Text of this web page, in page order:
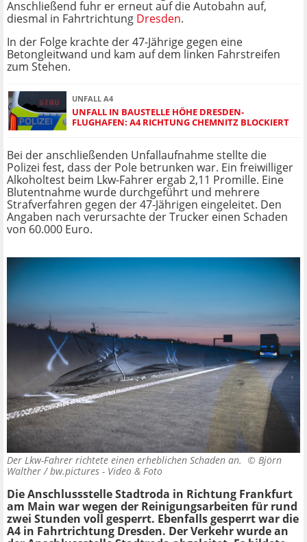
Anschließend fuhr er erneut auf die Autobahn auf,
diesmal in Fahrtrichtung Dresden.
In der Folge krachte der 47-Jährige gegen eine
Betongleitwand und kam auf dem linken Fahrstreifen
zum Stehen.
UNFALL A4
UNFALL IN BAUSTELLE HÖHE DRESDEN-
FLUGHAFEN: A4 RICHTUNG CHEMNITZ BLOCKIERT
Bei der anschließenden Unfallaufnahme stellte die
Polizei fest, dass der Pole betrunken war. Ein freiwilliger
Alkoholtest beim Lkw-Fahrer ergab 2,11 Promille. Eine
Blutentnahme wurde durchgeführt und mehrere
Strafverfahren gegen der 47-Jährigen eingeleitet. Den
Angaben nach verursachte der Trucker einen Schaden
von 60.000 Euro.
Der Lkw-Fahrer richtete einen erheblichen Schaden an. © Björn
Walther / bw.pictures - Video & Foto
Die Anschlussstelle Stadtroda in Richtung Frankfurt
am Main war wegen der Reinigungsarbeiten für rund
zwei Stunden voll gesperrt. Ebenfalls gesperrt war die
A4 in Fahrtrichtung Dresden. Der Verkehr wurde an